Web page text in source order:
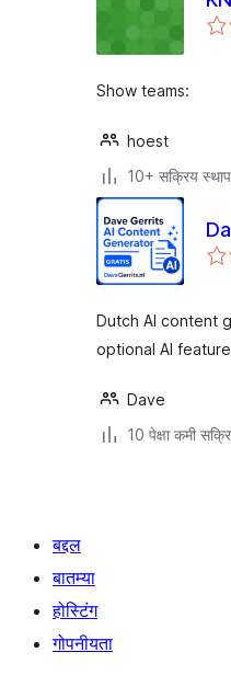
Show teams:
hoest
10+ सक्रिय
Dutch AI content
optional AI
Dave
10 पेक्षा कमी
बद्दल
बातम्या
होस्टिंग
गोपनीयता